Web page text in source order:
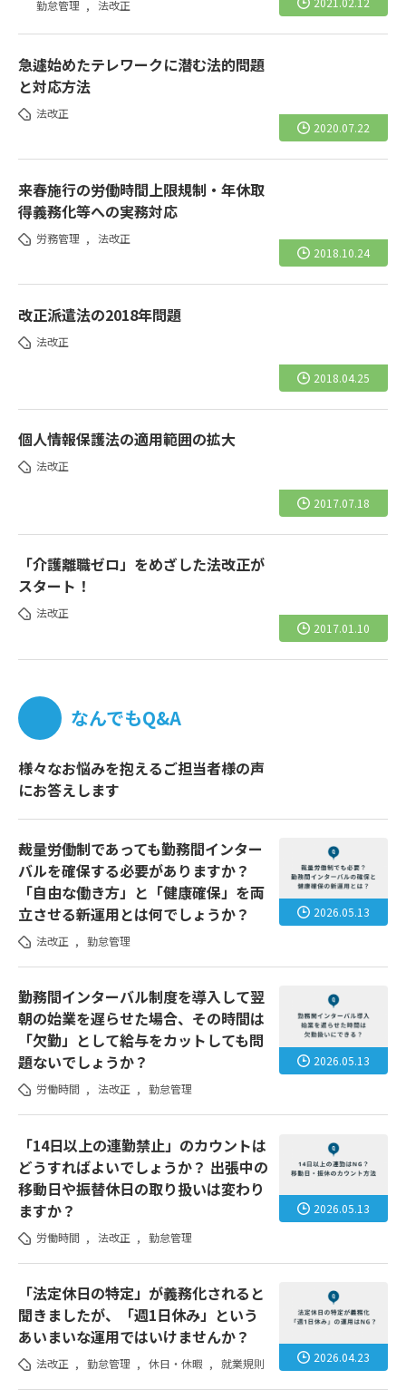
2021.02.12
勤怠管理 , 法改正
2020.07.22
急遽始めたテレワークに潜む法的問題
と対応方法
法改正
2018.10.24
来春施行の労働時間上限規制・年休取
得義務化等への実務対応
労務管理 , 法改正
2018.04.25
改正派遣法の2018年問題
法改正
2017.07.18
個人情報保護法の適用範囲の拡大
法改正
2017.01.10
「介護離職ゼロ」をめざした法改正が
スタート！
法改正
なんでもQ&A
様々なお悩みを抱えるご担当者様の声
にお答えします
2026.05.13
裁量労働制であっても勤務間インター
バルを確保する必要がありますか？
「自由な働き方」と「健康確保」を両
立させる新運用とは何でしょうか？
法改正 , 勤怠管理
2026.05.13
勤務間インターバル制度を導入して翌
朝の始業を遅らせた場合、その時間は
「欠勤」として給与をカットしても問
題ないでしょうか？
労働時間 , 法改正 , 勤怠管理
2026.05.13
「14日以上の連勤禁止」のカウントは
どうすればよいでしょうか？ 出張中の
移動日や振替休日の取り扱いは変わり
ますか？
労働時間 , 法改正 , 勤怠管理
2026.04.23
「法定休日の特定」が義務化されると
聞きましたが、「週1日休み」という
あいまいな運用ではいけませんか？
法改正 , 勤怠管理 , 休日・休暇 , 就業規則